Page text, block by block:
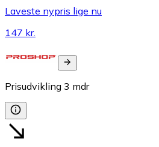
Laveste nypris lige nu
147 kr.
Prisudvikling 3 mdr